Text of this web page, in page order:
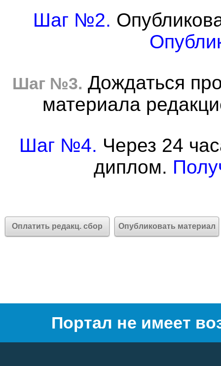
Шаг №2.
Шаг №3. Дождаться
материала
Шаг №4. Через 24
диплом.
Оплатить редакц. сбор Опубликовать материал
Портал не имеет